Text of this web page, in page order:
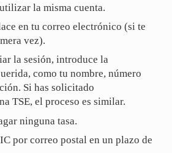
la misma cuenta.
en tu correo electrónico (si te
vez).
la sesión, introduce la
como tu nombre, número
Si has solicitado
TSE, el proceso es similar.
ninguna tasa.
por correo postal en un plazo de